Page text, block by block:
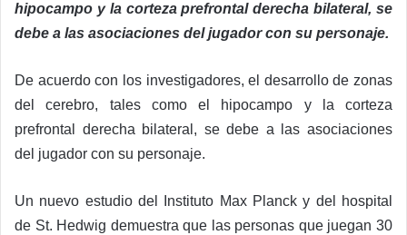
hipocampo y la corteza prefrontal derecha bilateral, se
debe a las asociaciones del jugador con su personaje.
De acuerdo con los investigadores, el desarrollo de zonas
del cerebro, tales como el hipocampo y la corteza
prefrontal derecha bilateral, se debe a las asociaciones
del jugador con su personaje.
Un nuevo estudio del Instituto Max Planck y del hospital
de St. Hedwig demuestra que las personas que juegan 30